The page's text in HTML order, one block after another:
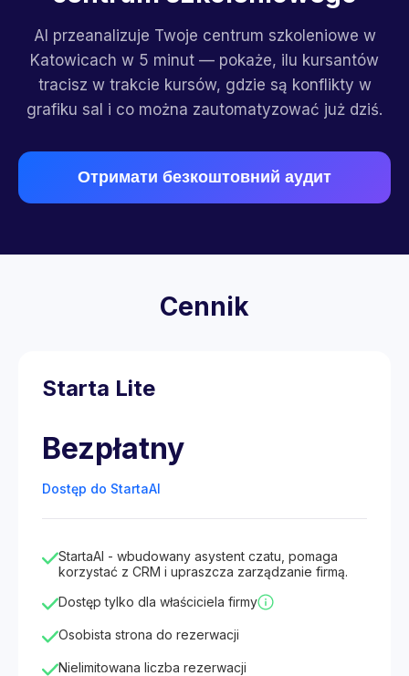
AI przeanalizuje Twoje centrum szkoleniowe w
Katowicach w 5 minut — pokaże, ilu kursantów
tracisz w trakcie kursów, gdzie są konflikty w
grafiku sal i co można zautomatyzować już dziś.
Отримати безкоштовний аудит
Cennik
Starta Lite
Bezpłatny
Dostęp do StartaAI
StartaAI - wbudowany asystent czatu, pomaga
korzystać z CRM i upraszcza zarządzanie firmą.
Dostęp tylko dla właściciela firmy
Osobista strona do rezerwacji
Nielimitowana liczba rezerwacji